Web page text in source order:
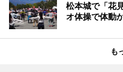
松本城で「花
オ体操で体動
も